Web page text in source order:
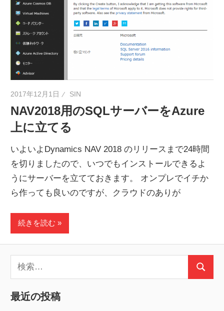
2017年12月1日 SIN
NAV2018用のSQLサーバーをAzure
上に立てる
いよいよDynamics NAV 2018 のリリースまで24時間
を切りましたので、いつでもインストールできるよ
うにサーバーを立てておきます。 オンプレでイチか
ら作っても良いのですが、クラウドのありが
続きを読む
索:
検
最近の投稿